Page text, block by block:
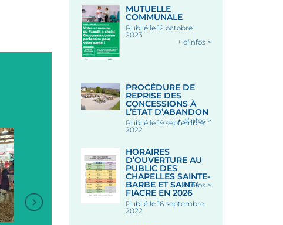
+
MUTUELLE
COMMUNALE
Publié le 12 octobre
2023
+ d'infos >
PROCÉDURE DE
REPRISE DES
CONCESSIONS À
L’ÉTAT D’ABANDON
Publié le 19 septembre
2022
+ d'infos >
HORAIRES
D’OUVERTURE AU
PUBLIC DES
CHAPELLES SAINTE-
BARBE ET SAINT-
FIACRE EN 2026
Publié le 16 septembre
2022
+ d'infos >